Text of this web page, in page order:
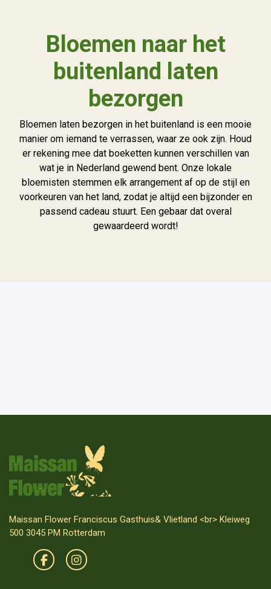
Bloemen naar het
buitenland laten
bezorgen
Bloemen laten bezorgen in het buitenland is een mooie
manier om iemand te verrassen, waar ze ook zijn. Houd
er rekening mee dat boeketten kunnen verschillen van
wat je in Nederland gewend bent. Onze lokale
bloemisten stemmen elk arrangement af op de stijl en
voorkeuren van het land, zodat je altijd een bijzonder en
passend cadeau stuurt. Een gebaar dat overal
gewaardeerd wordt!
Maissan Flower Franciscus Gasthuis& Vlietland <br> Kleiweg
500 3045 PM Rotterdam